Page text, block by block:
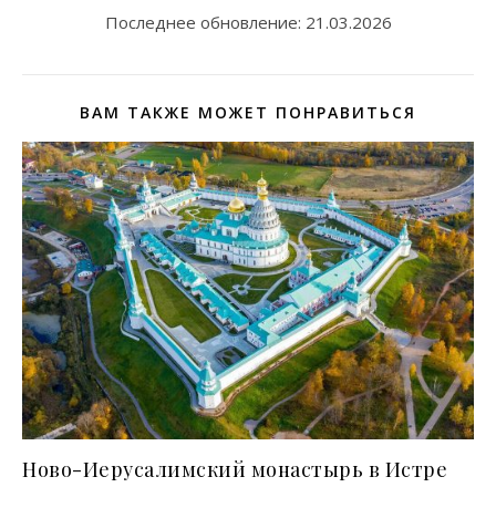
Последнее обновление: 21.03.2026
ВАМ ТАКЖЕ МОЖЕТ ПОНРАВИТЬСЯ
Ново-Иерусалимский монастырь в Истре